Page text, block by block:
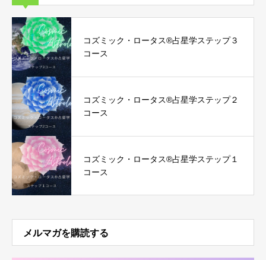
コズミック・ロータス®︎占星学ステップ３
コース
コズミック・ロータス®︎占星学ステップ２
コース
コズミック・ロータス®︎占星学ステップ１
コース
メルマガを購読する